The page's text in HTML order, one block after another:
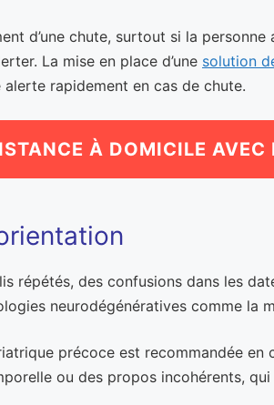
d’une chute, surtout si la personne
La mise en place d’une solution
rapidement en cas de chute.
À DOMICILE AVEC
répétés, des confusions dans les
neurodégénératives comme la
précoce est recommandée
ou des propos incohérents, qui